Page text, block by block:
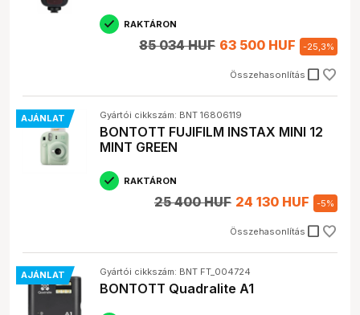
RAKTÁRON
Összehasonlítás check_box_outline_blank
85 034 HUF 63 500 HUF -25,3%
AJÁNLAT Gyártói cikkszám: BNT 16806119
BONTOTT FUJIFILM INSTAX MINI 12
MINT GREEN
RAKTÁRON
Összehasonlítás check_box_outline_blank
25 400 HUF 24 130 HUF -5%
AJÁNLAT Gyártói cikkszám: BNT FT_004724
BONTOTT Quadralite A1